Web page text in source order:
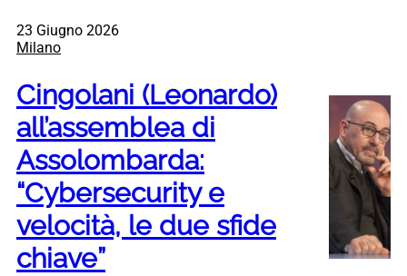
23 Giugno 2026
Milano
Cingolani (Leonardo)
all’assemblea di
Assolombarda:
“Cybersecurity e
velocità, le due sfide
chiave”